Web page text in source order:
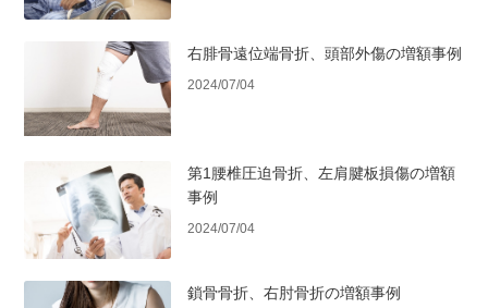
右腓骨遠位端骨折、頭部外傷の増額事例
2024/07/04
第1腰椎圧迫骨折、左肩腱板損傷の増額
事例
2024/07/04
鎖骨骨折、右肘骨折の増額事例